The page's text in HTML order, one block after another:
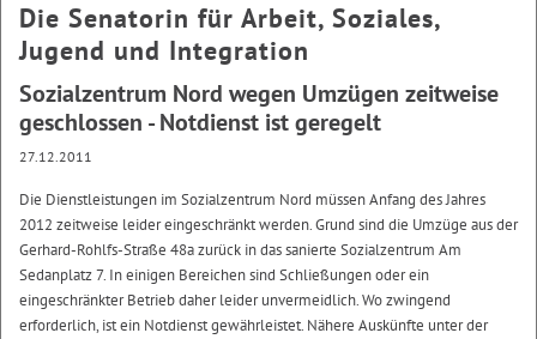
Die Senatorin für Arbeit, Soziales,
Jugend und Integration
Sozialzentrum Nord wegen Umzügen zeitweise
geschlossen - Notdienst ist geregelt
27.12.2011
Die Dienstleistungen im Sozialzentrum Nord müssen Anfang des Jahres
2012 zeitweise leider eingeschränkt werden. Grund sind die Umzüge aus der
Gerhard-Rohlfs-Straße 48a zurück in das sanierte Sozialzentrum Am
Sedanplatz 7. In einigen Bereichen sind Schließungen oder ein
eingeschränkter Betrieb daher leider unvermeidlich. Wo zwingend
erforderlich, ist ein Notdienst gewährleistet. Nähere Auskünfte unter der